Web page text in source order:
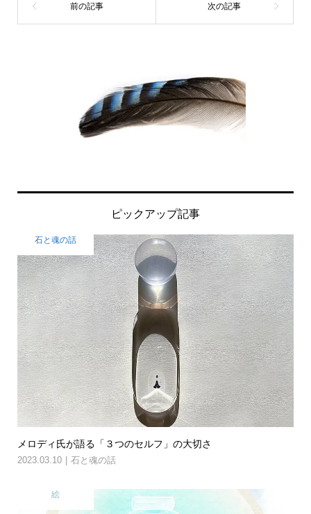
ピックアップ記事
石と魂の話
メロディ氏が語る「３つのセルフ」の大切さ
2023.03.10 石と魂の話
絵